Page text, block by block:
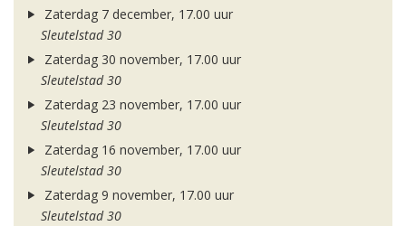
Zaterdag 7 december, 17.00 uur
Sleutelstad 30
Zaterdag 30 november, 17.00 uur
Sleutelstad 30
Zaterdag 23 november, 17.00 uur
Sleutelstad 30
Zaterdag 16 november, 17.00 uur
Sleutelstad 30
Zaterdag 9 november, 17.00 uur
Sleutelstad 30